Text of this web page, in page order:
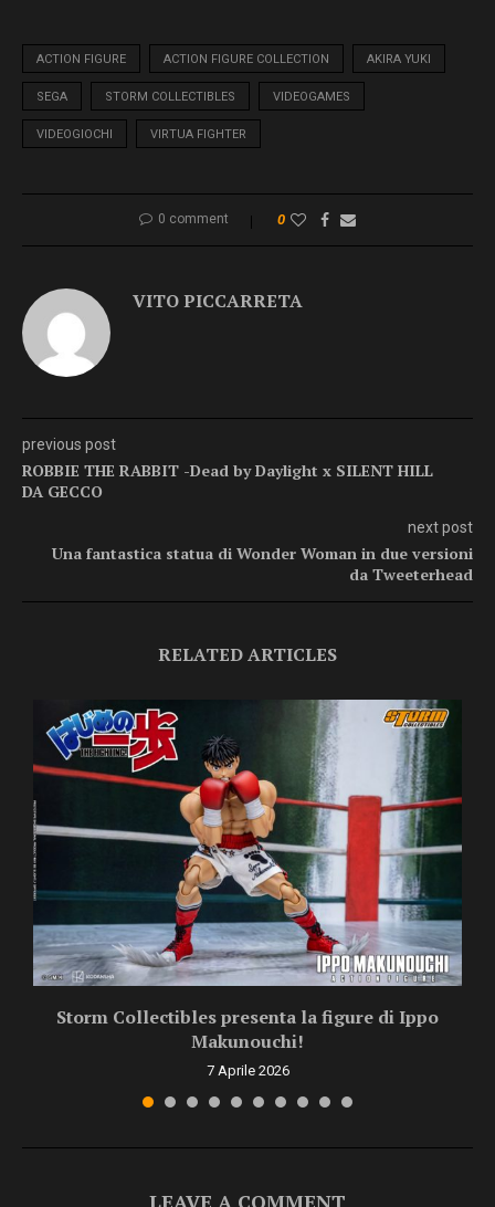
ACTION FIGURE ACTION FIGURE COLLECTION AKIRA YUKI
SEGA STORM COLLECTIBLES VIDEOGAMES
VIDEOGIOCHI VIRTUA FIGHTER
0 comment 0
VITO PICCARRETA
previous post
ROBBIE THE RABBIT -Dead by Daylight x SILENT HILL
DA GECCO
next post
Una fantastica statua di Wonder Woman in due versioni
da Tweeterhead
RELATED ARTICLES
Storm Collectibles presenta la figure di Ippo
Makunouchi!
7 Aprile 2026
LEAVE A COMMENT